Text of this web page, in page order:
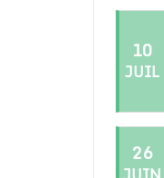
10
JUIL
26